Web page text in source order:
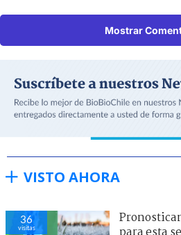
Mostrar
VISTO AHORA
36
visitas